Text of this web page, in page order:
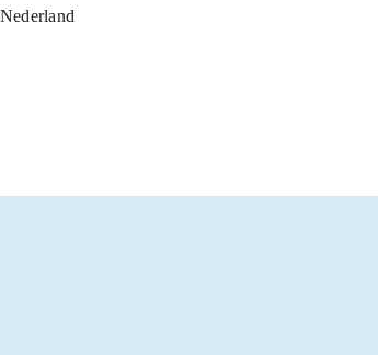
Nederland